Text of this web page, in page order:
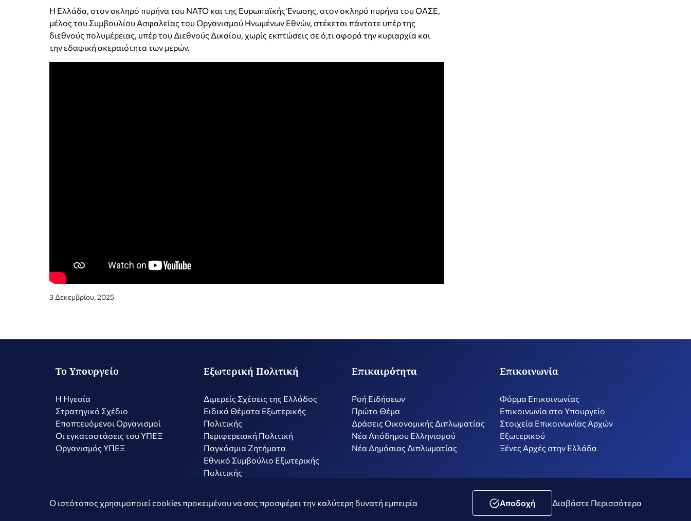
Η Ελλάδα, στον σκληρό πυρήνα του ΝΑΤΟ και της Ευρωπαϊκής Ένωσης, στον σκληρό πυρήνα του ΟΑΣΕ,
μέλος του Συμβουλίου Ασφαλείας του Οργανισμού Ηνωμένων Εθνών, στέκεται πάντοτε υπέρ της
διεθνούς πολυμέρειας, υπέρ του Διεθνούς Δικαίου, χωρίς εκπτώσεις σε ό,τι αφορά την κυριαρχία και
την εδαφική ακεραιότητα των μερών.
3 Δεκεμβρίου, 2025
Το Υπουργείο
Η Ηγεσία
Στρατηγικό Σχέδιο
Εποπτευόμενοι Οργανισμοί
Οι εγκαταστάσεις του ΥΠΕΞ
Οργανισμός ΥΠΕΞ
Εξωτερική Πολιτική
Διμερείς Σχέσεις της Ελλάδος
Ειδικά Θέματα Εξωτερικής
Πολιτικής
Περιφερειακή Πολιτική
Παγκόσμια Ζητήματα
Εθνικό Συμβούλιο Εξωτερικής
Πολιτικής
Επικαιρότητα
Ροή Ειδήσεων
Πρώτο Θέμα
Δράσεις Οικονομικής Διπλωματίας
Nέα Απόδημου Ελληνισμού
Νέα Δημόσιας Διπλωματίας
Επικοινωνία
Φόρμα Επικοινωνίας
Επικοινωνία στο Υπουργείο
Στοιχεία Επικοινωνίας Αρχών
Εξωτερικού
Ξένες Αρχές στην Ελλάδα
Copyright © 2026 Ελληνική Δημοκρατία - Υπουργείο Εξωτερικών Όροι Χρήσης Πολιτική Μέσων Κοινωνικής Δικτύωσης Δήλωση Προσβασιμότητας
Ο ιστότοπος χρησιμοποιεί cookies προκειμένου να σας προσφέρει την καλύτερη δυνατή εμπειρία Αποδοχή Διαβάστε Περισσότερα